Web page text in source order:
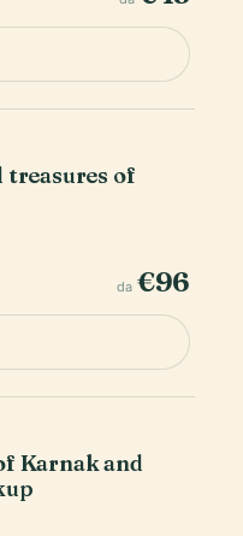
treasures of
da €96
Karnak and